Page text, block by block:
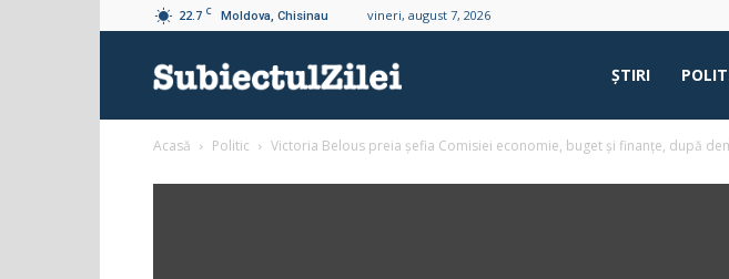
22.7 C Moldova, Chisinau vineri, august 7, 2026
ŞTIRI
Acasă Politic Victoria Belous preia șefia Comisiei economie, buget și finanțe, după